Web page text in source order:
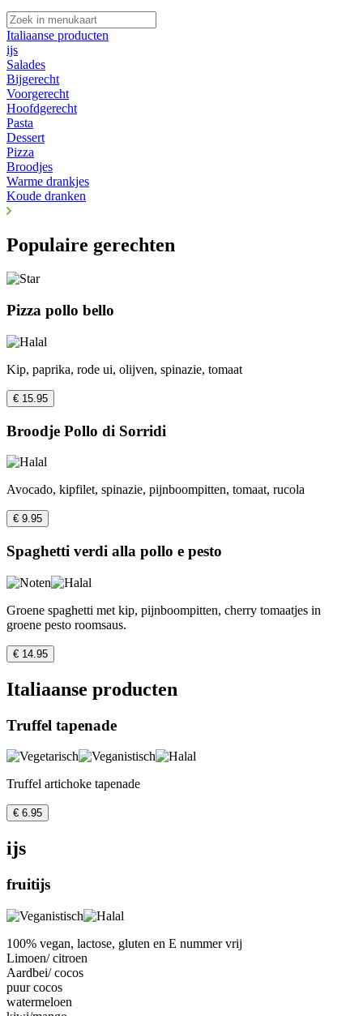
Italiaanse producten
ijs
Salades
Bijgerecht
Voorgerecht
Hoofdgerecht
Pasta
Dessert
Pizza
Broodjes
Warme drankjes
Koude dranken
Populaire gerechten
Pizza pollo bello
Kip, paprika, rode ui, olijven, spinazie, tomaat
€ 15.95
Broodje Pollo di Sorridi
Avocado, kipfilet, spinazie, pijnboompitten, tomaat, rucola
€ 9.95
Spaghetti verdi alla pollo e pesto
Groene spaghetti met kip, pijnboompitten, cherry tomaatjes in
groene pesto roomsaus.
€ 14.95
Italiaanse producten
Truffel tapenade
Truffel artichoke tapenade
€ 6.95
ijs
fruitijs
100% vegan, lactose, gluten en E nummer vrij
Limoen/ citroen
Aardbei/ cocos
puur cocos
watermeloen